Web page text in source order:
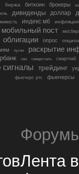
биржа биткоин брокеры
дивиденды доллар
индекс мб
инфляция
мобильный пост
облигации опрос
путин раскрытие
сво северсталь смартлаб
сигналы трейдинг
фьючерс ртс фьючерсы
Лента